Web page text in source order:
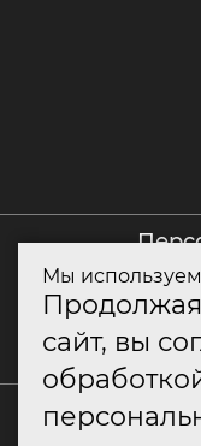
Согласие на
Мы
Продолжая
сайт, вы